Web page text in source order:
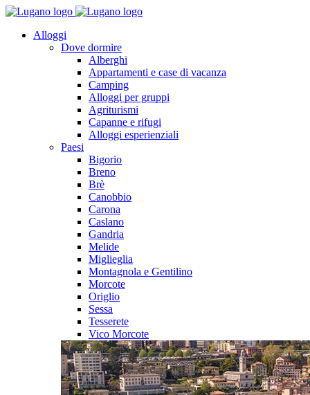
Alloggi
Dove dormire
Alberghi
Appartamenti e case di vacanza
Camping
Alloggi per gruppi
Agriturismi
Capanne e rifugi
Alloggi esperienziali
Paesi
Bigorio
Breno
Brè
Canobbio
Carona
Caslano
Gandria
Melide
Miglieglia
Montagnola e Gentilino
Morcote
Origlio
Sessa
Tesserete
Vico Morcote